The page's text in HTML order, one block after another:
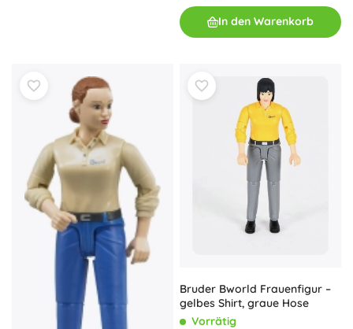
In den Warenkorb
Bruder Bworld Frauenfigur –
gelbes Shirt, graue Hose
Vorrätig